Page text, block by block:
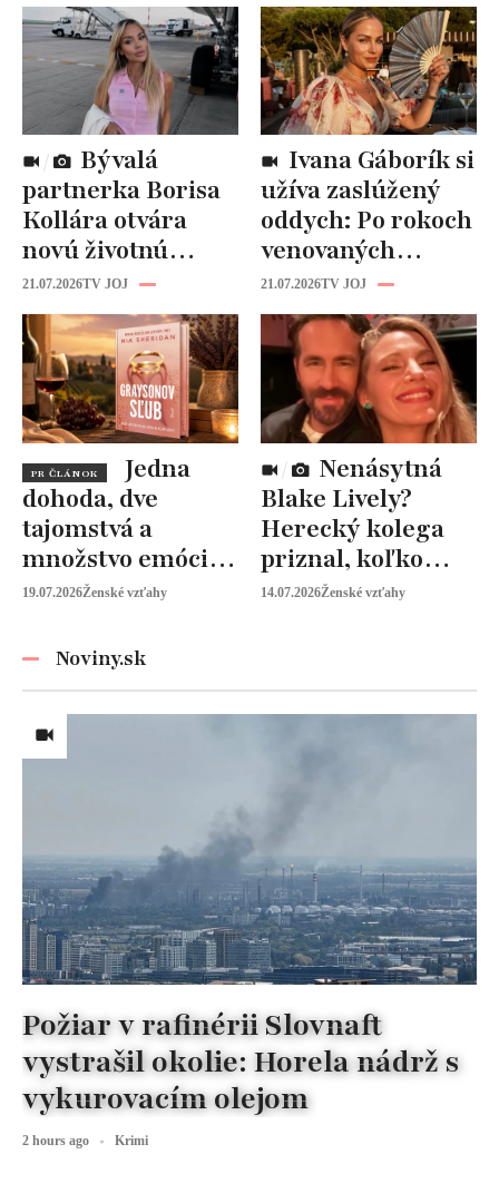
partnerka Borisa
Kollára otvára
novú životnú
kapitolu: Laura
Vizváryová ide
pomáhať ženám
21.07.2026TV JOJ
užíva zaslúžený
oddych: Po rokoch
venovaných
rodine prišiel čas
na seba
21.07.2026TV JOJ
PR ČLÁNOK
dohoda, dve
tajomstvá a
množstvo emócií.
Mia Sheridan a
19.07.2026Ženské vzťahy
Blake Lively?
Herecký kolega
priznal, koľko
peňazí od neho
14.07.2026Ženské vzťahy
Noviny.sk
Požiar v rafinérii Slovnaft
vystrašil okolie: Horela nádrž s
vykurovacím olejom
2 hours ago Krimi